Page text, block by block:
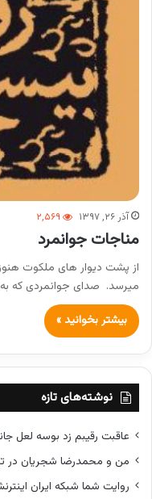
آذر ۲۶, ۱۳۹۷ ۲,۵۶۹
مناجات جوانمرد
از پشت دیوار های ملکوت
میرسد. صدای جوانمردی که
بیشتر بخوانید »
نوشته‌های تازه
عاقبت رقیبم زد بوسه لعل
من و محمدرضا شجریان در
روایت شما شبکه ایران